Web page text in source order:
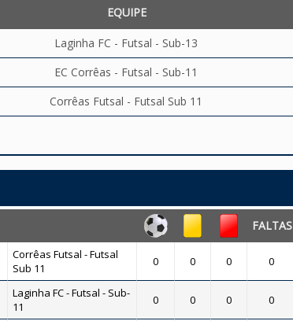
EQUIPE
Laginha FC - Futsal - Sub-13
EC Corrêas - Futsal - Sub-11
Corrêas Futsal - Futsal Sub 11
FALTAS
Corrêas Futsal - Futsal
Sub 11
0 0 0 0
Laginha FC - Futsal - Sub-
11
0 0 0 0